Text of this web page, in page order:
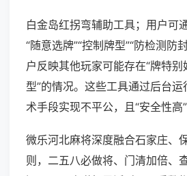
白金岛红拐弯辅助工具；用户可
“随意选牌”“控制牌型”“防检测防
户反映其他玩家可能存在“牌特别
型”的情况。这些工具通过后台
术手段实现不平公，且“安全性高
微乐河北麻将深度融合石家庄、
则，二五八必做将、门清加倍、